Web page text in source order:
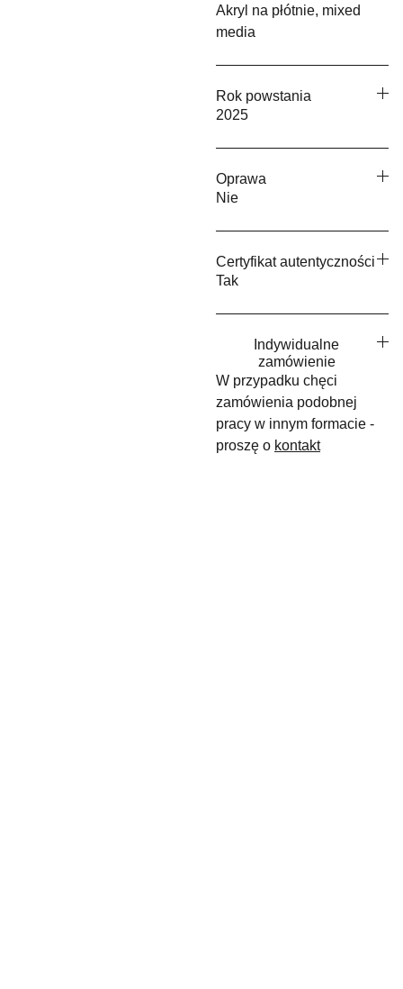
Akryl na płótnie, mixed
media
Rok powstania
2025
Oprawa
Nie
Certyfikat autentyczności
Tak
Indywidualne
zamówienie
W przypadku chęci
zamówienia podobnej
pracy w innym formacie -
proszę o kontakt